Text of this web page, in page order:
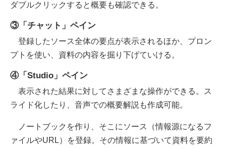
ダブルクリックすると概要も確認できる。
③「チャット」ペイン
登録したソース全体の要点が表示されるほか、プロン
プトを使い、資料の内容を掘り下げていける。
④「Studio」ペイン
表示された結果に対してさまざまな操作ができる。ス
ライド化したり、音声での概要解説も作成可能。
ノートブックを作り、そこにソース（情報源になるフ
ァイルやURL）を登録。その情報に基づいて資料を要約